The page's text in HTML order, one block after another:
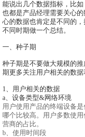
能说出几个数据指标，比
也都是产品经理需要关心
心的数据也肯定是不同的
不同时期做一个总结。
一、种子期
种子期是不要做大规模的
期更多关注用户相关的数据
1、用户相关的数据
a、设备类型&网络环境
用户使用产品的终端设备
哪个比较高。用户多数使
营商的占比。
b、使用时间段